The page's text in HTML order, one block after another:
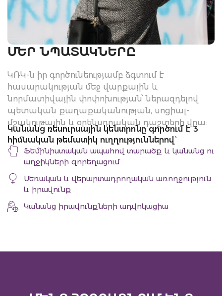
ՄԵՐ ՆՊԱՏԱԿՆԵՐԸ
ԿՌԿ-ն իր գործունեությամբ ձգտում է
հասարակության մեջ վարքային և
նորմատիվային փոփոխության՝ ներազդելով
պետական քաղաքականության, սոցիալ-
մշակութային և օրենսդրական դաշտերի վրա:
Կանանց ռեսուրսային կենտրոնը գործում է 3
հիմնական թեմատիկ ուղղություններով`
Ֆեմինիստական ապահով տարածք և կանանց ու
աղջիկների զորեղացում
Սեռական և վերարտադրողական առողջություն
և իրավունք
Կանանց իրավունքների ադվոկացիա